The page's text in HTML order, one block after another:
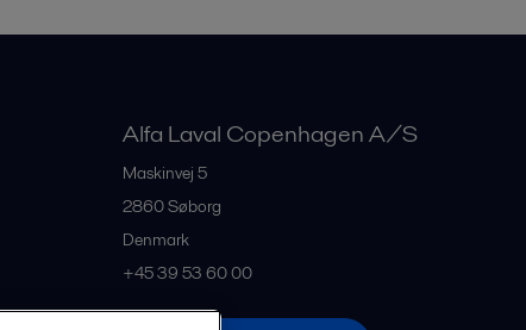
Alfa Laval Copenhagen A/S
Maskinvej 5
2860Søborg
Denmark
+45 39 53 60 00